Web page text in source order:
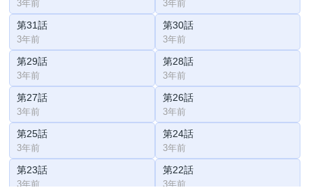
3年前 3年前
第31話
3年前
第30話
3年前
第29話
3年前
第28話
3年前
第27話
3年前
第26話
3年前
第25話
3年前
第24話
3年前
第23話
3年前
第22話
3年前